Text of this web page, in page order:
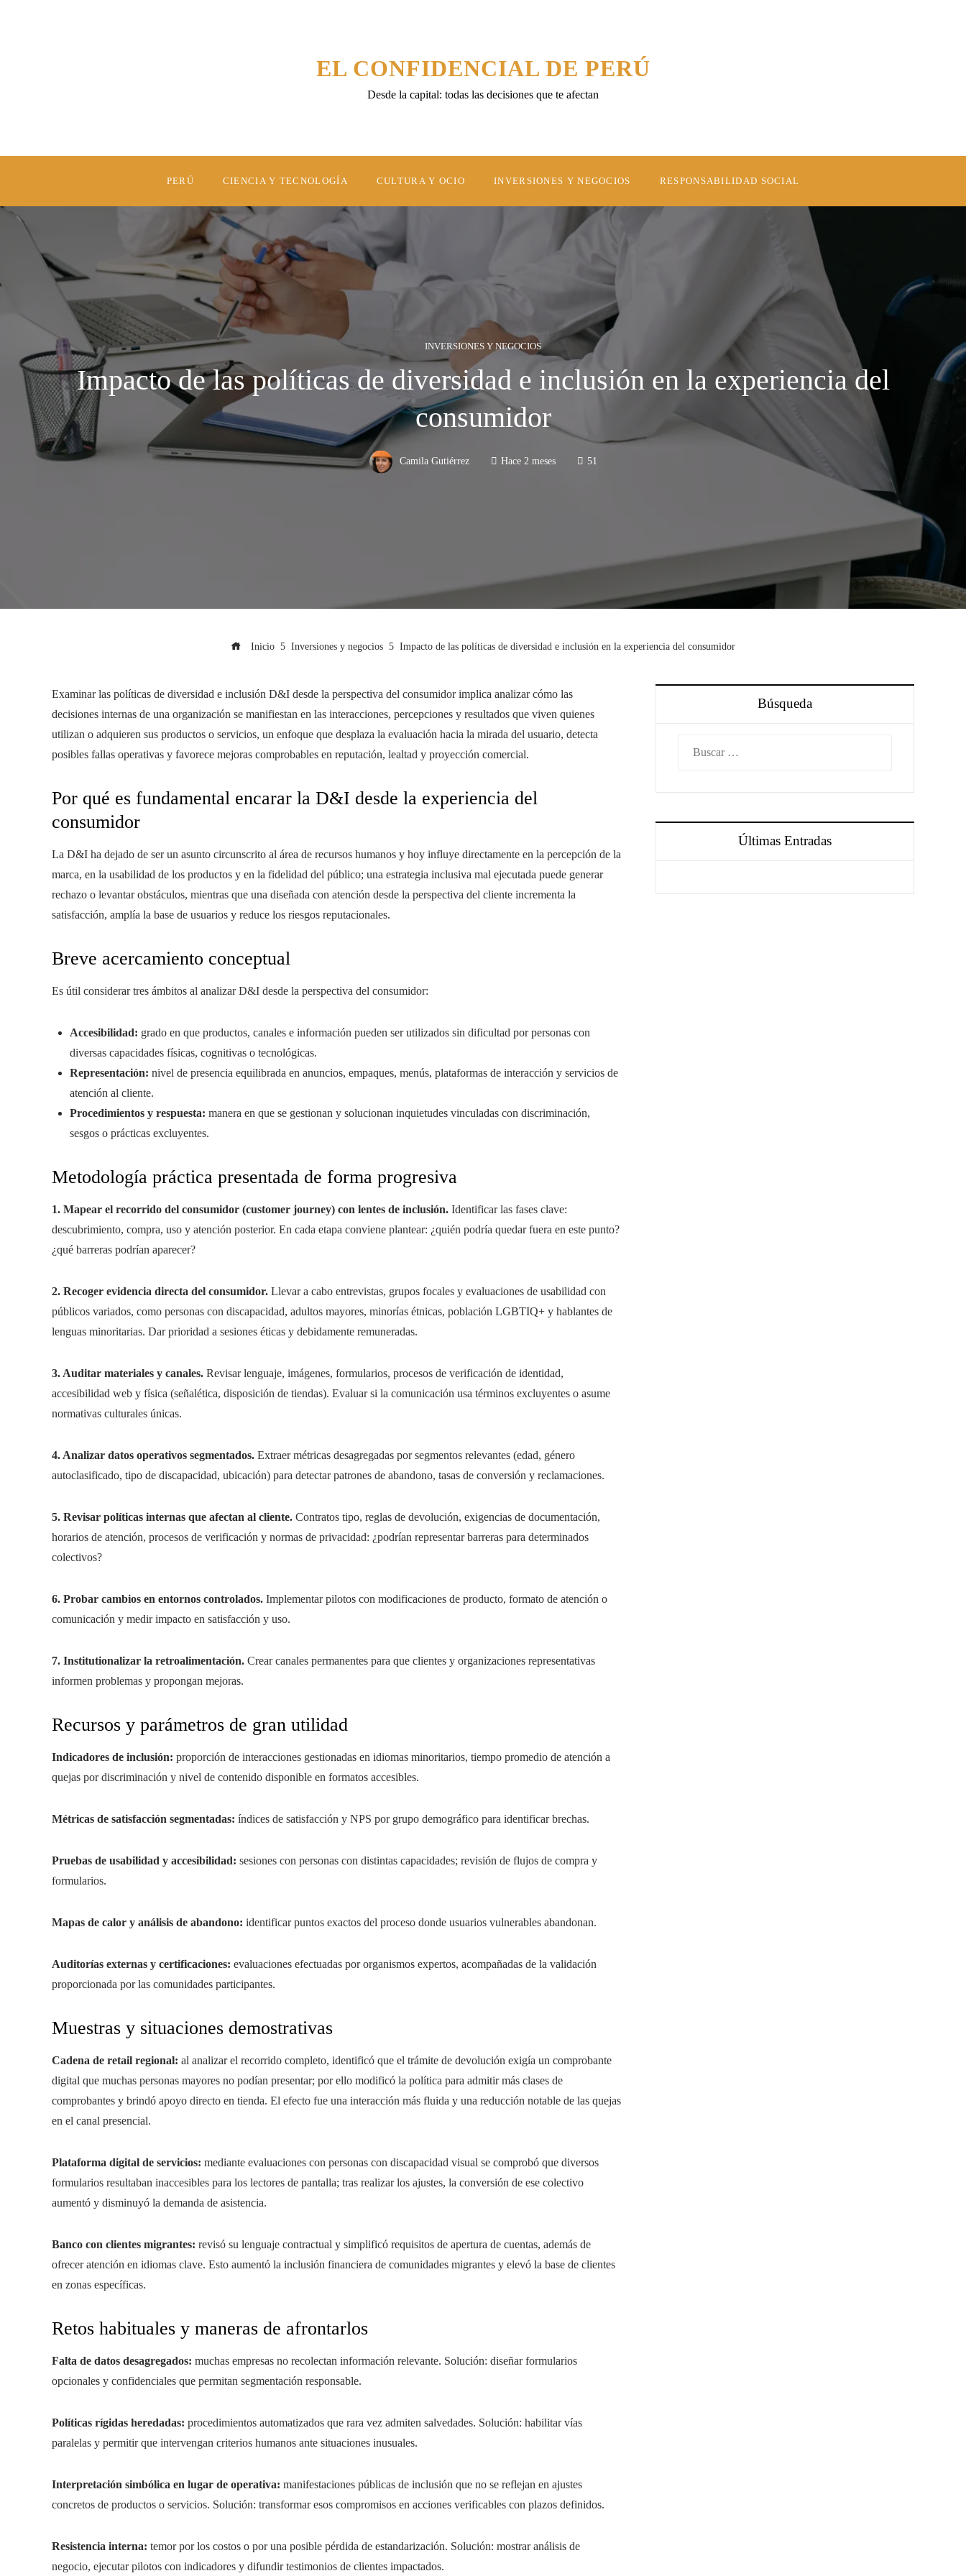
EL CONFIDENCIAL DE PERÚ
Desde la capital: todas las decisiones que te afectan
PERÚ CIENCIA Y TECNOLOGÍA CULTURA Y OCIO INVERSIONES Y NEGOCIOS RESPONSABILIDAD SOCIAL
INVERSIONES Y NEGOCIOS
Impacto de las políticas de diversidad e inclusión en la experiencia del
consumidor
Camila Gutiérrez Hace 2 meses 51
Inicio Inversiones y negocios Impacto de las políticas de diversidad e inclusión en la experiencia del consumidor
Examinar las políticas de diversidad e inclusión D&I desde la perspectiva del consumidor implica analizar cómo las
decisiones internas de una organización se manifiestan en las interacciones, percepciones y resultados que viven quienes
utilizan o adquieren sus productos o servicios, un enfoque que desplaza la evaluación hacia la mirada del usuario, detecta
posibles fallas operativas y favorece mejoras comprobables en reputación, lealtad y proyección comercial.
Por qué es fundamental encarar la D&I desde la experiencia del
consumidor
La D&I ha dejado de ser un asunto circunscrito al área de recursos humanos y hoy influye directamente en la percepción de la
marca, en la usabilidad de los productos y en la fidelidad del público; una estrategia inclusiva mal ejecutada puede generar
rechazo o levantar obstáculos, mientras que una diseñada con atención desde la perspectiva del cliente incrementa la
satisfacción, amplía la base de usuarios y reduce los riesgos reputacionales.
Breve acercamiento conceptual
Es útil considerar tres ámbitos al analizar D&I desde la perspectiva del consumidor:
Accesibilidad: grado en que productos, canales e información pueden ser utilizados sin dificultad por personas con
diversas capacidades físicas, cognitivas o tecnológicas.
Representación: nivel de presencia equilibrada en anuncios, empaques, menús, plataformas de interacción y servicios de
atención al cliente.
Procedimientos y respuesta: manera en que se gestionan y solucionan inquietudes vinculadas con discriminación,
sesgos o prácticas excluyentes.
Metodología práctica presentada de forma progresiva
1. Mapear el recorrido del consumidor (customer journey) con lentes de inclusión. Identificar las fases clave:
descubrimiento, compra, uso y atención posterior. En cada etapa conviene plantear: ¿quién podría quedar fuera en este punto?
¿qué barreras podrían aparecer?
2. Recoger evidencia directa del consumidor. Llevar a cabo entrevistas, grupos focales y evaluaciones de usabilidad con
públicos variados, como personas con discapacidad, adultos mayores, minorías étnicas, población LGBTIQ+ y hablantes de
lenguas minoritarias. Dar prioridad a sesiones éticas y debidamente remuneradas.
3. Auditar materiales y canales. Revisar lenguaje, imágenes, formularios, procesos de verificación de identidad,
accesibilidad web y física (señalética, disposición de tiendas). Evaluar si la comunicación usa términos excluyentes o asume
normativas culturales únicas.
4. Analizar datos operativos segmentados. Extraer métricas desagregadas por segmentos relevantes (edad, género
autoclasificado, tipo de discapacidad, ubicación) para detectar patrones de abandono, tasas de conversión y reclamaciones.
5. Revisar políticas internas que afectan al cliente. Contratos tipo, reglas de devolución, exigencias de documentación,
horarios de atención, procesos de verificación y normas de privacidad: ¿podrían representar barreras para determinados
colectivos?
6. Probar cambios en entornos controlados. Implementar pilotos con modificaciones de producto, formato de atención o
comunicación y medir impacto en satisfacción y uso.
7. Institutionalizar la retroalimentación. Crear canales permanentes para que clientes y organizaciones representativas
informen problemas y propongan mejoras.
Recursos y parámetros de gran utilidad
Indicadores de inclusión: proporción de interacciones gestionadas en idiomas minoritarios, tiempo promedio de atención a
quejas por discriminación y nivel de contenido disponible en formatos accesibles.
Métricas de satisfacción segmentadas: índices de satisfacción y NPS por grupo demográfico para identificar brechas.
Pruebas de usabilidad y accesibilidad: sesiones con personas con distintas capacidades; revisión de flujos de compra y
formularios.
Mapas de calor y análisis de abandono: identificar puntos exactos del proceso donde usuarios vulnerables abandonan.
Auditorías externas y certificaciones: evaluaciones efectuadas por organismos expertos, acompañadas de la validación
proporcionada por las comunidades participantes.
Muestras y situaciones demostrativas
Cadena de retail regional: al analizar el recorrido completo, identificó que el trámite de devolución exigía un comprobante
digital que muchas personas mayores no podían presentar; por ello modificó la política para admitir más clases de
comprobantes y brindó apoyo directo en tienda. El efecto fue una interacción más fluida y una reducción notable de las quejas
en el canal presencial.
Plataforma digital de servicios: mediante evaluaciones con personas con discapacidad visual se comprobó que diversos
formularios resultaban inaccesibles para los lectores de pantalla; tras realizar los ajustes, la conversión de ese colectivo
aumentó y disminuyó la demanda de asistencia.
Banco con clientes migrantes: revisó su lenguaje contractual y simplificó requisitos de apertura de cuentas, además de
ofrecer atención en idiomas clave. Esto aumentó la inclusión financiera de comunidades migrantes y elevó la base de clientes
en zonas específicas.
Retos habituales y maneras de afrontarlos
Falta de datos desagregados: muchas empresas no recolectan información relevante. Solución: diseñar formularios
opcionales y confidenciales que permitan segmentación responsable.
Políticas rígidas heredadas: procedimientos automatizados que rara vez admiten salvedades. Solución: habilitar vías
paralelas y permitir que intervengan criterios humanos ante situaciones inusuales.
Interpretación simbólica en lugar de operativa: manifestaciones públicas de inclusión que no se reflejan en ajustes
concretos de productos o servicios. Solución: transformar esos compromisos en acciones verificables con plazos definidos.
Resistencia interna: temor por los costos o por una posible pérdida de estandarización. Solución: mostrar análisis de
negocio, ejecutar pilotos con indicadores y difundir testimonios de clientes impactados.
Búsqueda
Últimas Entradas